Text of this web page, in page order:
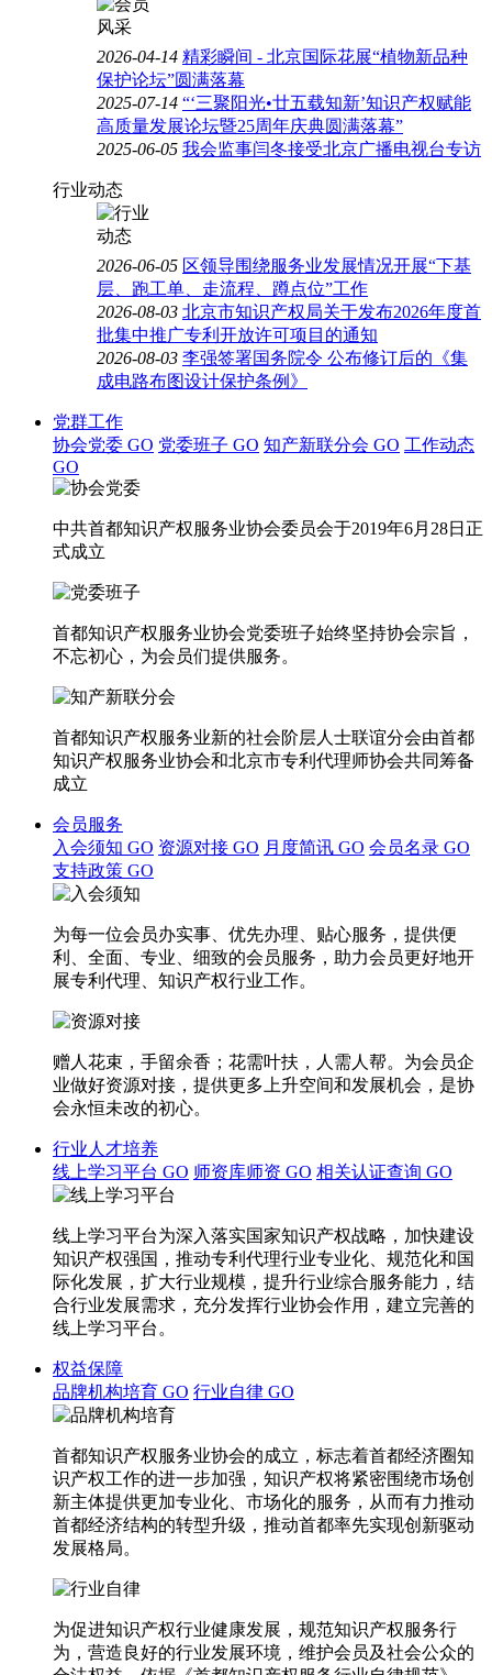
2026-04-14 精彩瞬间 - 北京国际花展“植物新品种
保护论坛”圆满落幕
2025-07-14 “‘三聚阳光•廿五载知新’知识产权赋能
高质量发展论坛暨25周年庆典圆满落幕”
2025-06-05 我会监事闫冬接受北京广播电视台专访
行业动态
2026-06-05 区领导围绕服务业发展情况开展“下基
层、跑工单、走流程、蹲点位”工作
2026-08-03 北京市知识产权局关于发布2026年度首
批集中推广专利开放许可项目的通知
2026-08-03 李强签署国务院令 公布修订后的《集
成电路布图设计保护条例》
党群工作
协会党委 GO 党委班子 GO 知产新联分会 GO 工作动态
GO
中共首都知识产权服务业协会委员会于2019年6月28日正
式成立
首都知识产权服务业协会党委班子始终坚持协会宗旨，
不忘初心，为会员们提供服务。
首都知识产权服务业新的社会阶层人士联谊分会由首都
知识产权服务业协会和北京市专利代理师协会共同筹备
成立
会员服务
入会须知 GO 资源对接 GO 月度简讯 GO 会员名录 GO
支持政策 GO
为每一位会员办实事、优先办理、贴心服务，提供便
利、全面、专业、细致的会员服务，助力会员更好地开
展专利代理、知识产权行业工作。
赠人花束，手留余香；花需叶扶，人需人帮。为会员企
业做好资源对接，提供更多上升空间和发展机会，是协
会永恒未改的初心。
行业人才培养
线上学习平台 GO 师资库师资 GO 相关认证查询 GO
线上学习平台为深入落实国家知识产权战略，加快建设
知识产权强国，推动专利代理行业专业化、规范化和国
际化发展，扩大行业规模，提升行业综合服务能力，结
合行业发展需求，充分发挥行业协会作用，建立完善的
线上学习平台。
权益保障
品牌机构培育 GO 行业自律 GO
首都知识产权服务业协会的成立，标志着首都经济圈知
识产权工作的进一步加强，知识产权将紧密围绕市场创
新主体提供更加专业化、市场化的服务，从而有力推动
首都经济结构的转型升级，推动首都率先实现创新驱动
发展格局。
为促进知识产权行业健康发展，规范知识产权服务行
为，营造良好的行业发展环境，维护会员及社会公众的